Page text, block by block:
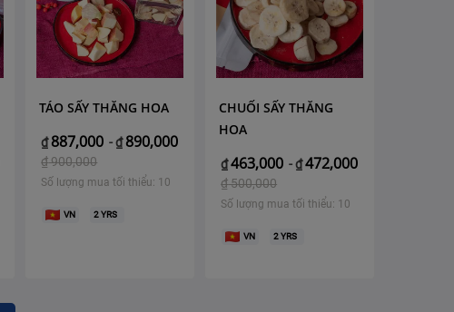
TÁO SẤY THĂNG HOA
₫ 887,000 -₫ 890,000
₫900,000
Số lượng mua tối thiểu: 10
VN 2YRS
CHUỐI SẤY THĂNG
HOA
₫463,000 -₫472,000
₫500,000
Số lượng mua tối thiểu: 10
VN 2YRS